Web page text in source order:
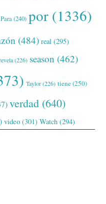
Para(240) por (1336)
(484) real (295)
(226) season (462)
Taylor(226) tiene(250)
verdad (640)
video (301) Watch (294)